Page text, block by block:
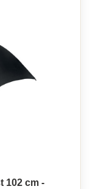
102 cm -